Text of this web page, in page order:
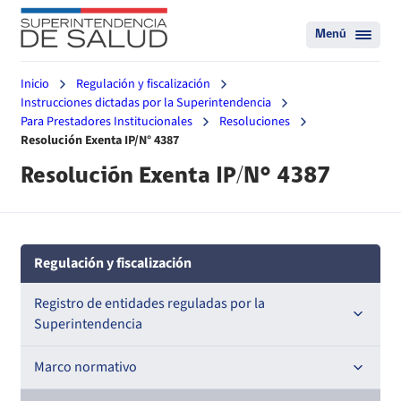
Menú
Inicio
Regulación y fiscalización
Instrucciones dictadas por la Superintendencia
Para Prestadores Institucionales
Resoluciones
Resolución Exenta IP/N° 4387
Resolución Exenta IP/N° 4387
Regulación y fiscalización
Registro de entidades reguladas por la
Superintendencia
Registro de Prestadores Acreditados
Marco normativo